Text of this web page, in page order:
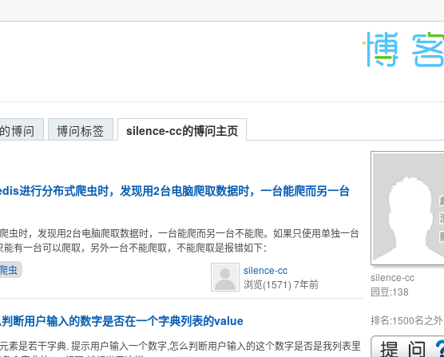
博问 博问标签 silence-cc的博问主页
进行分布式爬虫时，发现用2台电脑爬取数据时，一台能爬而另一台
虫时，发现用2台电脑爬取数据时，一台能爬而另一台不能爬。如果只使用单独一台
有一台可以爬取，另外一台不能爬取，不能爬取是报错如下：
虫
silence-cc
浏览(1571) 7年前
断用户输入的数字是否在一个字典列表的value
素是若干字典. 提示用户输入一个数字,怎么判断用户输入的这个数字是否是我列表里
silence-cc
园豆:138
排名:1500名之外